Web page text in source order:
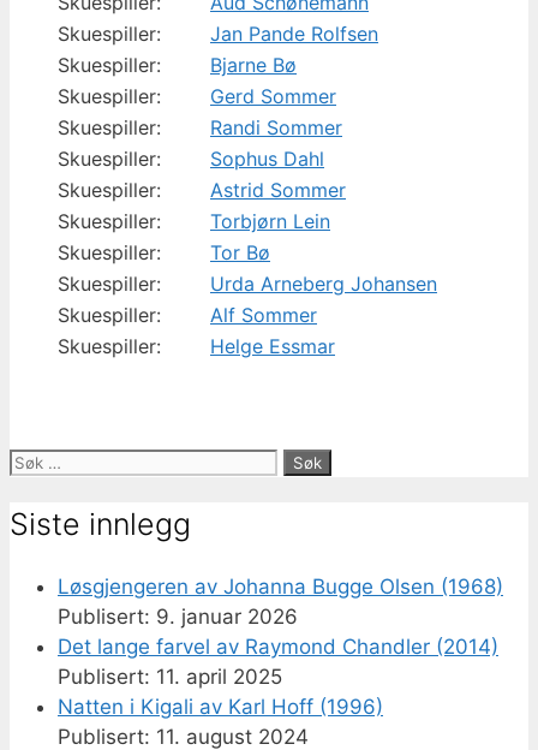
Skuespiller:
Jan Pande Rolfsen
Skuespiller:
Bjarne Bø
Skuespiller:
Gerd Sommer
Skuespiller:
Randi Sommer
Skuespiller:
Sophus Dahl
Skuespiller:
Astrid Sommer
Skuespiller:
Torbjørn Lein
Skuespiller:
Tor Bø
Skuespiller:
Urda Arneberg Johansen
Skuespiller:
Alf Sommer
Skuespiller:
Helge Essmar
Søk
Siste innlegg
Løsgjengeren av Johanna Bugge Olsen (1968)
9. januar 2026
Det lange farvel av Raymond Chandler (2014)
11. april 2025
Natten i Kigali av Karl Hoff (1996)
11. august 2024